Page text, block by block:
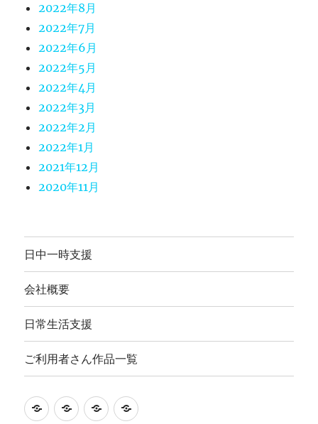
2022年8月
2022年7月
2022年6月
2022年5月
2022年4月
2022年3月
2022年2月
2022年1月
2021年12月
2020年11月
日中一時支援
会社概要
日常生活支援
ご利用者さん作品一覧
就
日
会
ご